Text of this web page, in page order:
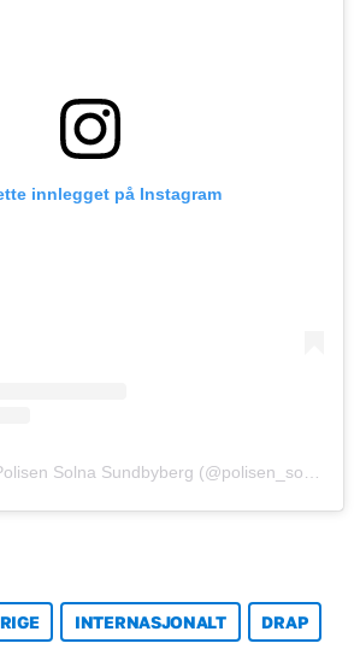
innlegget på Instagram
INTERNASJONALT DRAP